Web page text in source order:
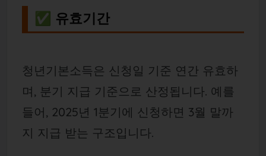
✅ 유효기간
청년기본소득은 신청일 기준 연간 유효하
며, 분기 지급 기준으로 산정됩니다. 예를
들어, 2025년 1분기에 신청하면 3월 말까
지 지급 받는 구조입니다.